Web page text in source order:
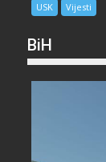
USK Vijesti
BiH